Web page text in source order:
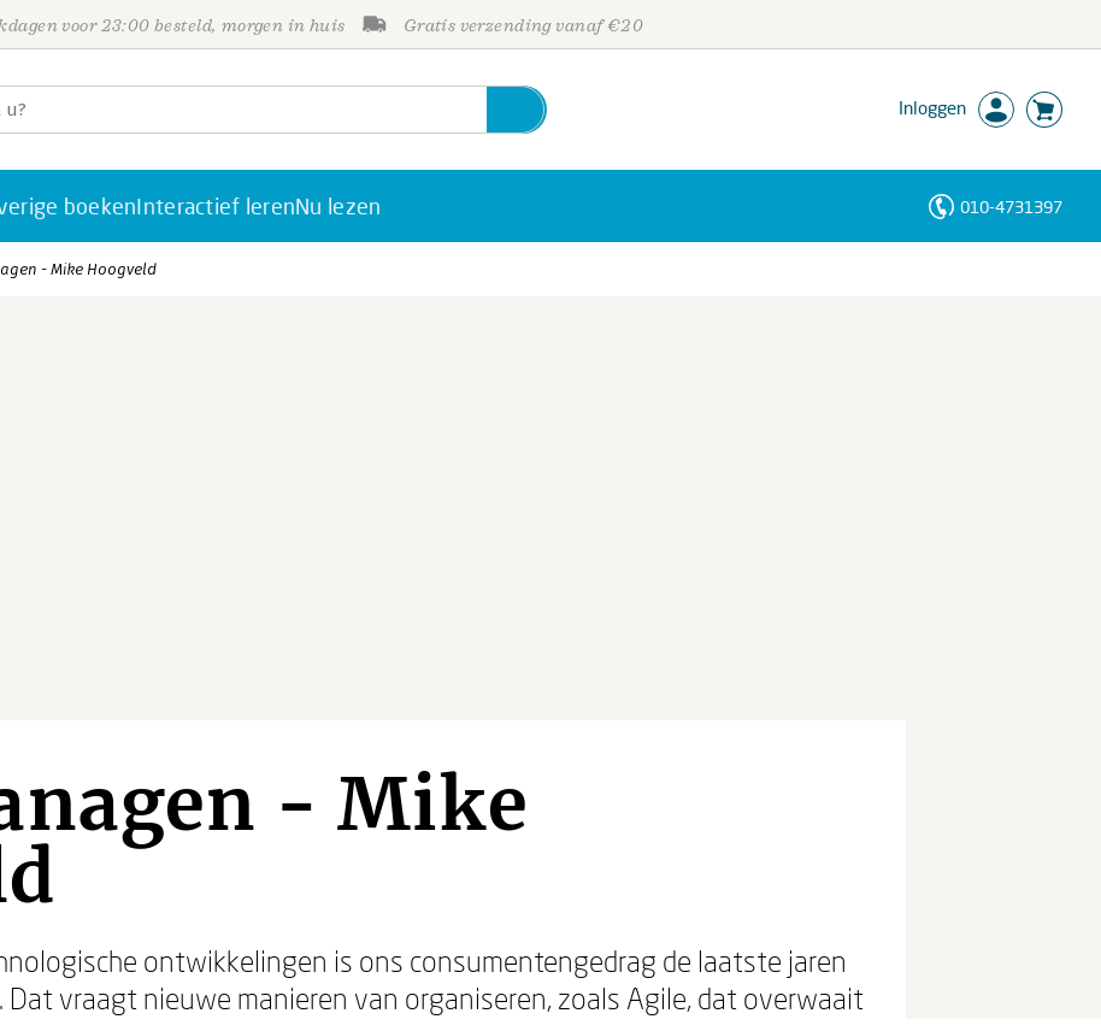
voor 23:00 besteld, morgen in huis Gratis verzending vanaf €20
Inloggen
boekenInteractief lerenNu lezen 010-4731397
- Mike Hoogveld
- Mike
ontwikkelingen is ons consumentengedrag de laatste jaren
Dat vraagt nieuwe manieren van organiseren, zoals Agile, dat overwaait
Personen